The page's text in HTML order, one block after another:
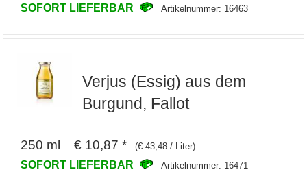
SOFORT LIEFERBAR Artikelnummer: 16463
Verjus (Essig) aus dem
Burgund, Fallot
250 ml € 10,87 * (€ 43,48 / Liter)
SOFORT LIEFERBAR Artikelnummer: 16471